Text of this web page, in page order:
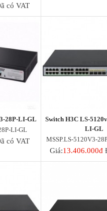
có VAT
28P-LI-GL
LI-GL
có VAT
Switch H3C LS-
LI-GL
MSSP.LS-5120V3-
Giá:13.406.000đ